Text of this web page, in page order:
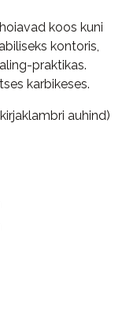
koos kuni
kontoris,
praktikas.
karbikeses.
auhind)